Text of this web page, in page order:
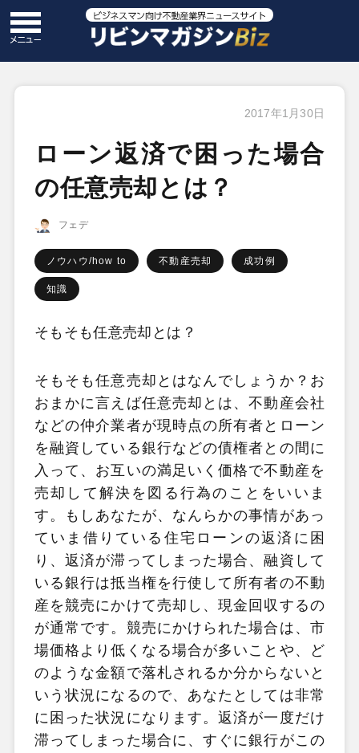
2017年1月30日
ローン返済で困った場合
の任意売却とは？
フェデ
ノウハウ/how to 不動産売却 成功例
知識
そもそも任意売却とは？
そもそも任意売却とはなんでしょうか？お
おまかに言えば任意売却とは、不動産会社
などの仲介業者が現時点の所有者とローン
を融資している銀行などの債権者との間に
入って、お互いの満足いく価格で不動産を
売却して解決を図る行為のことをいいま
す。もしあなたが、なんらかの事情があっ
ていま借りている住宅ローンの返済に困
り、返済が滞ってしまった場合、融資して
いる銀行は抵当権を行使して所有者の不動
産を競売にかけて売却し、現金回収するの
が通常です。競売にかけられた場合は、市
場価格より低くなる場合が多いことや、ど
のような金額で落札されるか分からないと
いう状況になるので、あなたとしては非常
に困った状況になります。返済が一度だけ
滞ってしまった場合に、すぐに銀行がこの